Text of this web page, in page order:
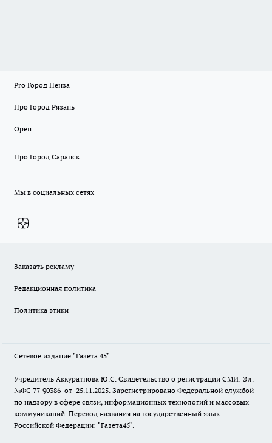
Pro Город Пенза
Про Город Рязань
Орен
Про Город Саранск
Мы в социальных сетях
Заказать рекламу
Редакционная политика
Политика этики
Сетевое издание "Газета 45".
Учредитель Аккуратнова Ю.С. Свидетельство о регистрации СМИ: Эл.
№ФС 77-90386 от 25.11.2025. Зарегистрировано Федеральной службой
по надзору в сфере связи, информационных технологий и массовых
коммуникаций. Перевод названия на государственный язык
Российской Федерации: "Газета45".